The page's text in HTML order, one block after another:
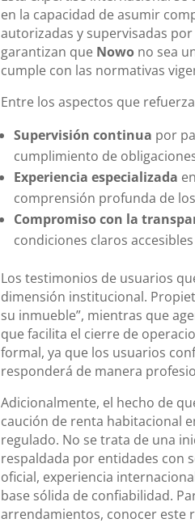
en la capacidad de asumir
autorizadas y supervisadas
garantizan que Nowo no sea
cumple con las normativas
Entre los aspectos que
Supervisión continua por
cumplimiento de
Experiencia especializada
comprensión profunda de
Compromiso con la
condiciones claros
Los testimonios de usuarios
dimensión institucional.
su inmueble”, mientras que
que facilita el cierre de
formal, ya que los usuarios
responderá de manera
Adicionalmente, el hecho de
caución de renta habitacional
regulado. No se trata de una
respaldada por entidades con
oficial, experiencia
base sólida de confiabilidad.
arrendamientos, conocer este